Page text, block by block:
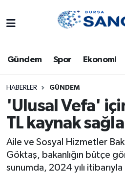
Gündem Spor Ekonomi
HABERLER GÜNDEM
'UIusal Vefa'
TL kaynak
Aile ve Sosyal Hizmetler
Göktaş, bakanlığın bütçe
sunumda, 2024 yılı
Bursa
Dünya
Eğitim
Ekonomi
Genel
Trafik Durumu
Süper Lig Puan Durumu
Tüm Manşetler
Son Dakika Haberleri
Haber Arşivi